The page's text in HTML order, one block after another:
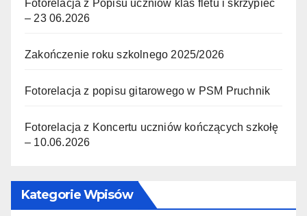
Fotorelacja z Popisu uczniów klas fletu i skrzypiec
– 23 06.2026
Zakończenie roku szkolnego 2025/2026
Fotorelacja z popisu gitarowego w PSM Pruchnik
Fotorelacja z Koncertu uczniów kończących szkołę
– 10.06.2026
Kategorie Wpisów